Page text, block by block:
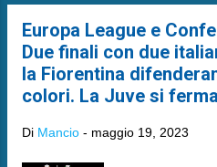
Europa League e
Due finali con due
la Fiorentina
colori. La Juve si
Di Mancio - maggio 19, 2023